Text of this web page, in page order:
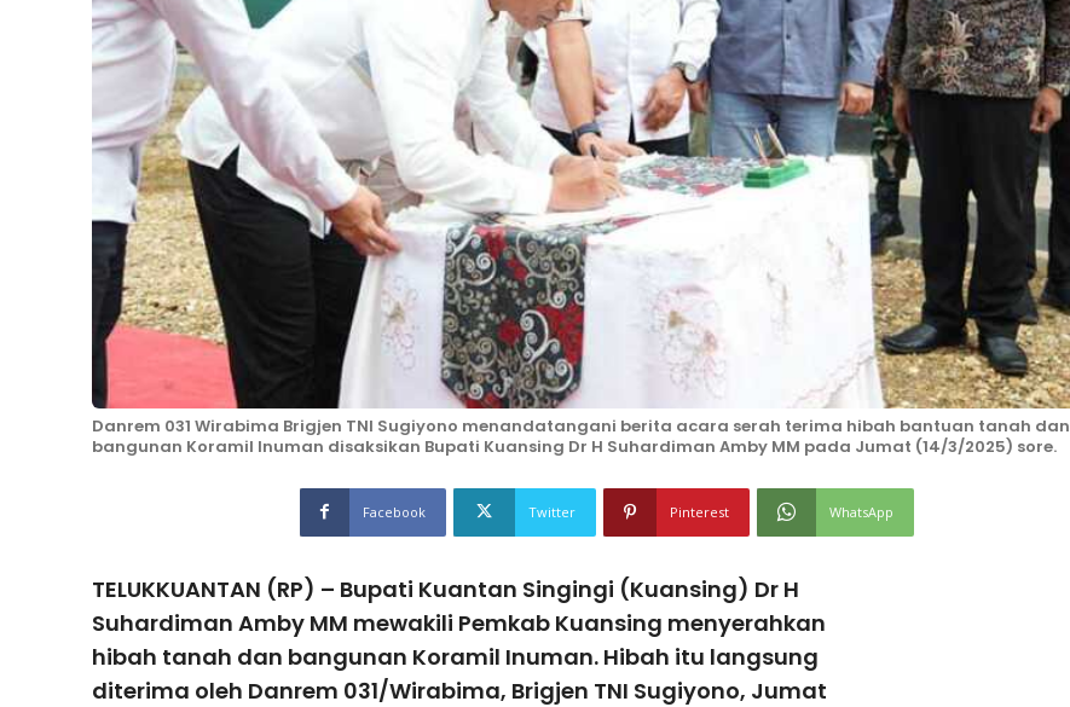
Danrem 031 Wirabima Brigjen TNI Sugiyono menandatangani berita acara serah terima hibah bantuan tanah dan
bangunan Koramil Inuman disaksikan Bupati Kuansing Dr H Suhardiman Amby MM pada Jumat (14/3/2025) sore.
Facebook Twitter Pinterest WhatsApp
TELUKKUANTAN (RP) – Bupati Kuantan Singingi (Kuansing) Dr H
Suhardiman Amby MM mewakili Pemkab Kuansing menyerahkan
hibah tanah dan bangunan Koramil Inuman. Hibah itu langsung
diterima oleh Danrem 031/Wirabima, Brigjen TNI Sugiyono, Jumat